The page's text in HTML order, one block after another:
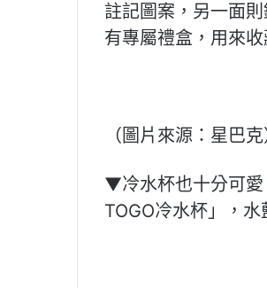
註記圖案，另一面
有專屬禮盒，用來收
（圖片來源：星巴克
▼冷水杯也十分可愛
TOGO冷水杯」，